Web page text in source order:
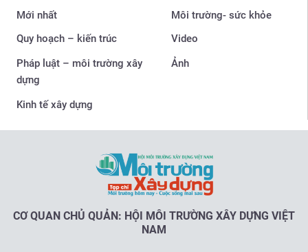
Mới nhất
Môi trường- sức khỏe
Quy hoạch – kiến trúc
Pháp luật – môi trường xây
dựng
Kinh tế xây dựng
Video
Ảnh
CƠ QUAN CHỦ QUẢN: HỘI MÔI TRƯỜNG XÂY DỰNG VIỆT
NAM